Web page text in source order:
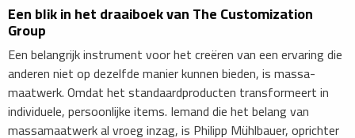
Een blik in het draaiboek van The Customization
Group
Een belangrijk instrument voor het creëren van een ervaring die
anderen niet op dezelfde manier kunnen bieden, is massa-
maatwerk. Omdat het standaardproducten transformeert in
individuele, persoonlijke items. Iemand die het belang van
massamaatwerk al vroeg inzag, is Philipp Mühlbauer, oprichter